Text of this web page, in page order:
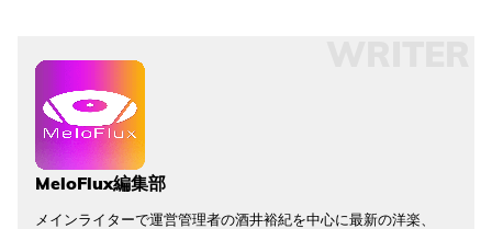
MeloFlux編集部
メインライターで運営管理者の酒井裕紀を中心に最新の洋楽、